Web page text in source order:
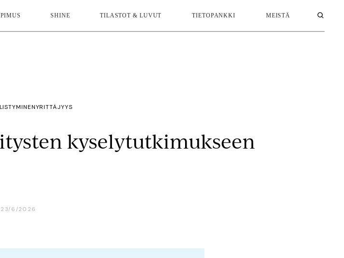
SHINE TILASTOT & LUVUT TIETOPANKKI MEISTÄ
YRITTÄJYYS
kyselytutkimukseen
23/6/2026